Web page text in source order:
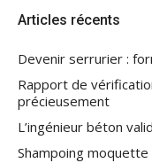
Articles récents
Devenir serrurier :
Rapport de
précieusement
L’ingénieur béton
Shampoing